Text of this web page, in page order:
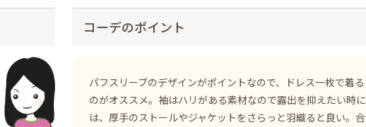
コーデのポイント
パフスリーブのデザインがポイントなので、ドレス一枚で着る
のがオススメ。袖はハリがある素材なので露出を抑えたい時に
は、厚手のストールやジャケットをさらっと羽織ると良い。合